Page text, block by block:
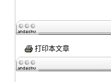
打印本文章